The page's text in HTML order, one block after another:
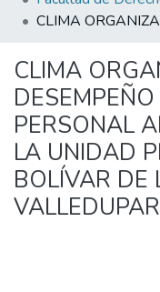
All of DSpace
CLIMA
PERSONAL
LA UNIDAD
BOLÍVAR DE